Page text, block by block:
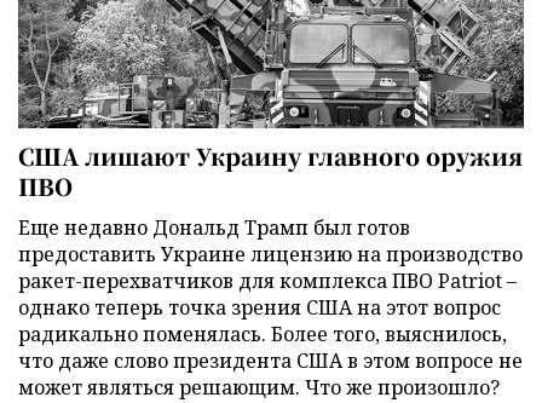
США лишают Украину главного оружия
ПВО
Еще недавно Дональд Трамп был готов
предоставить Украине лицензию на производство
ракет-перехватчиков для комплекса ПВО Patriot –
однако теперь точка зрения США на этот вопрос
радикально поменялась. Более того, выяснилось,
что даже слово президента США в этом вопросе не
может являться решающим. Что же произошло?